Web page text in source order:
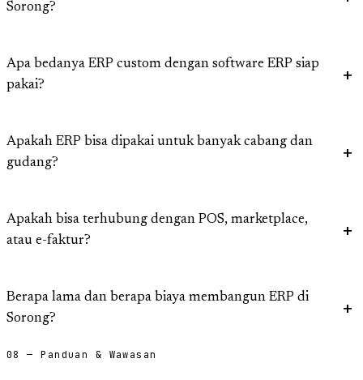
Sorong?
Apa bedanya ERP custom dengan software ERP siap
pakai?
Apakah ERP bisa dipakai untuk banyak cabang dan
gudang?
Apakah bisa terhubung dengan POS, marketplace,
atau e-faktur?
Berapa lama dan berapa biaya membangun ERP di
Sorong?
08 — Panduan & Wawasan